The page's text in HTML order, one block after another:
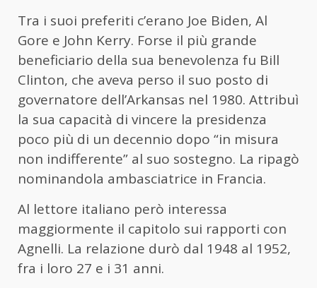
Tra i suoi preferiti c’erano Joe Biden, Al
Gore e John Kerry. Forse il più grande
beneficiario della sua benevolenza fu Bill
Clinton, che aveva perso il suo posto di
governatore dell’Arkansas nel 1980. Attribuì
la sua capacità di vincere la presidenza
poco più di un decennio dopo “in misura
non indifferente” al suo sostegno. La ripagò
nominandola ambasciatrice in Francia.
Al lettore italiano però interessa
maggiormente il capitolo sui rapporti con
Agnelli. La relazione durò dal 1948 al 1952,
fra i loro 27 e i 31 anni.